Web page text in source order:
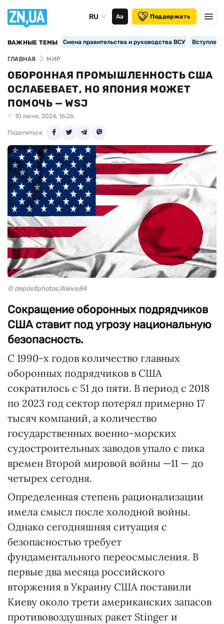
RU Аа Поддержать
ВАЖНЫЕ ТЕМЫ Смена правительства и руководства ВСУ
ГЛАВНАЯ МИР
ОБОРОННАЯ ПРОМЫШЛЕННОСТЬ США
ОСЛАБЕВАЕТ, НО ЯПОНИЯ МОЖЕТ
ПОМОЧЬ — WSJ
10 июня, 2024, 16:26
Поделиться
© depositphotos/Alexis84
Сокращение оборонных подрядчиков
США ставит под угрозу национальную
безопасность.
С 1990-х годов количество главных
оборонных подрядчиков в США
сократилось с 51 до пяти. В период с 2018
по 2023 год сектор потерял примерно 17
тысяч компаний, а количество
государственных военно-морских
судостроительных заводов упало с пика
времен Второй мировой войны —11 — до
четырех сегодня.
Определенная степень рационализации
имела смысл после холодной войны.
Однако сегодняшняя ситуация с
безопасностью требует
фундаментального переосмысления. В
первые два месяца российского
вторжения в Украину США поставили
Киеву около трети американских запасов
противовоздушных ракет Stinger и